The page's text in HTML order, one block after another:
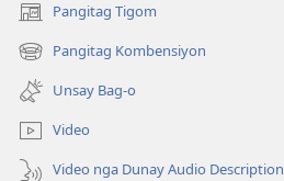
Pangitag Tigom
(mo-
open
ug
bag-
ong
window)
Pangitag Kombensiyon
(mo-
open
ug
bag-
ong
window)
Unsay Bag-o
Video
Video nga Dunay Audio Description